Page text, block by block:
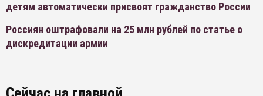
детям автоматически присвоят гражданство России
Россиян оштрафовали на 25 млн рублей по статье о
дискредитации армии